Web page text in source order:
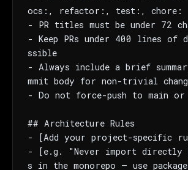
ocs:, refactor:, test:, chore:
- PR titles must be under 72
- Keep PRs under 400 lines of
ssible
- Always include a brief
mmit body for non-trivial
- Do not force-push to main or
## Architecture Rules
- [Add your project-specific
- [e.g. "Never import directly
s in the monorepo — use